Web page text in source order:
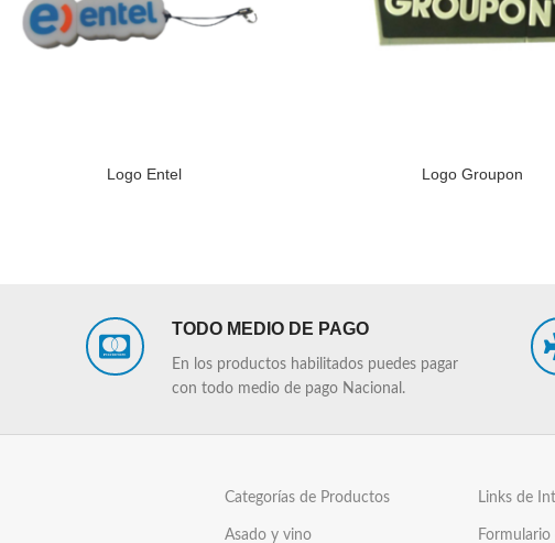
Logo Entel Logo Groupon
TODO MEDIO DE PAGO
En los productos habilitados puedes pagar
con todo medio de pago Nacional.
Categorías de Productos
Asado y vino
Links de